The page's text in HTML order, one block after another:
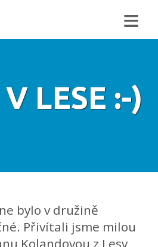
≡
LESE :-)
bylo v družině
Přivítali jsme milou
Kolandovou z Lesy